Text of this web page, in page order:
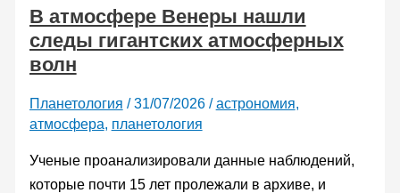
установил
новый
рекорд
В атмосфере Венеры нашли
следы гигантских атмосферных
волн
Планетология /31/07/2026 /астрономия,
атмосфера, планетология
Ученые проанализировали данные наблюдений,
которые почти 15 лет пролежали в архиве, и